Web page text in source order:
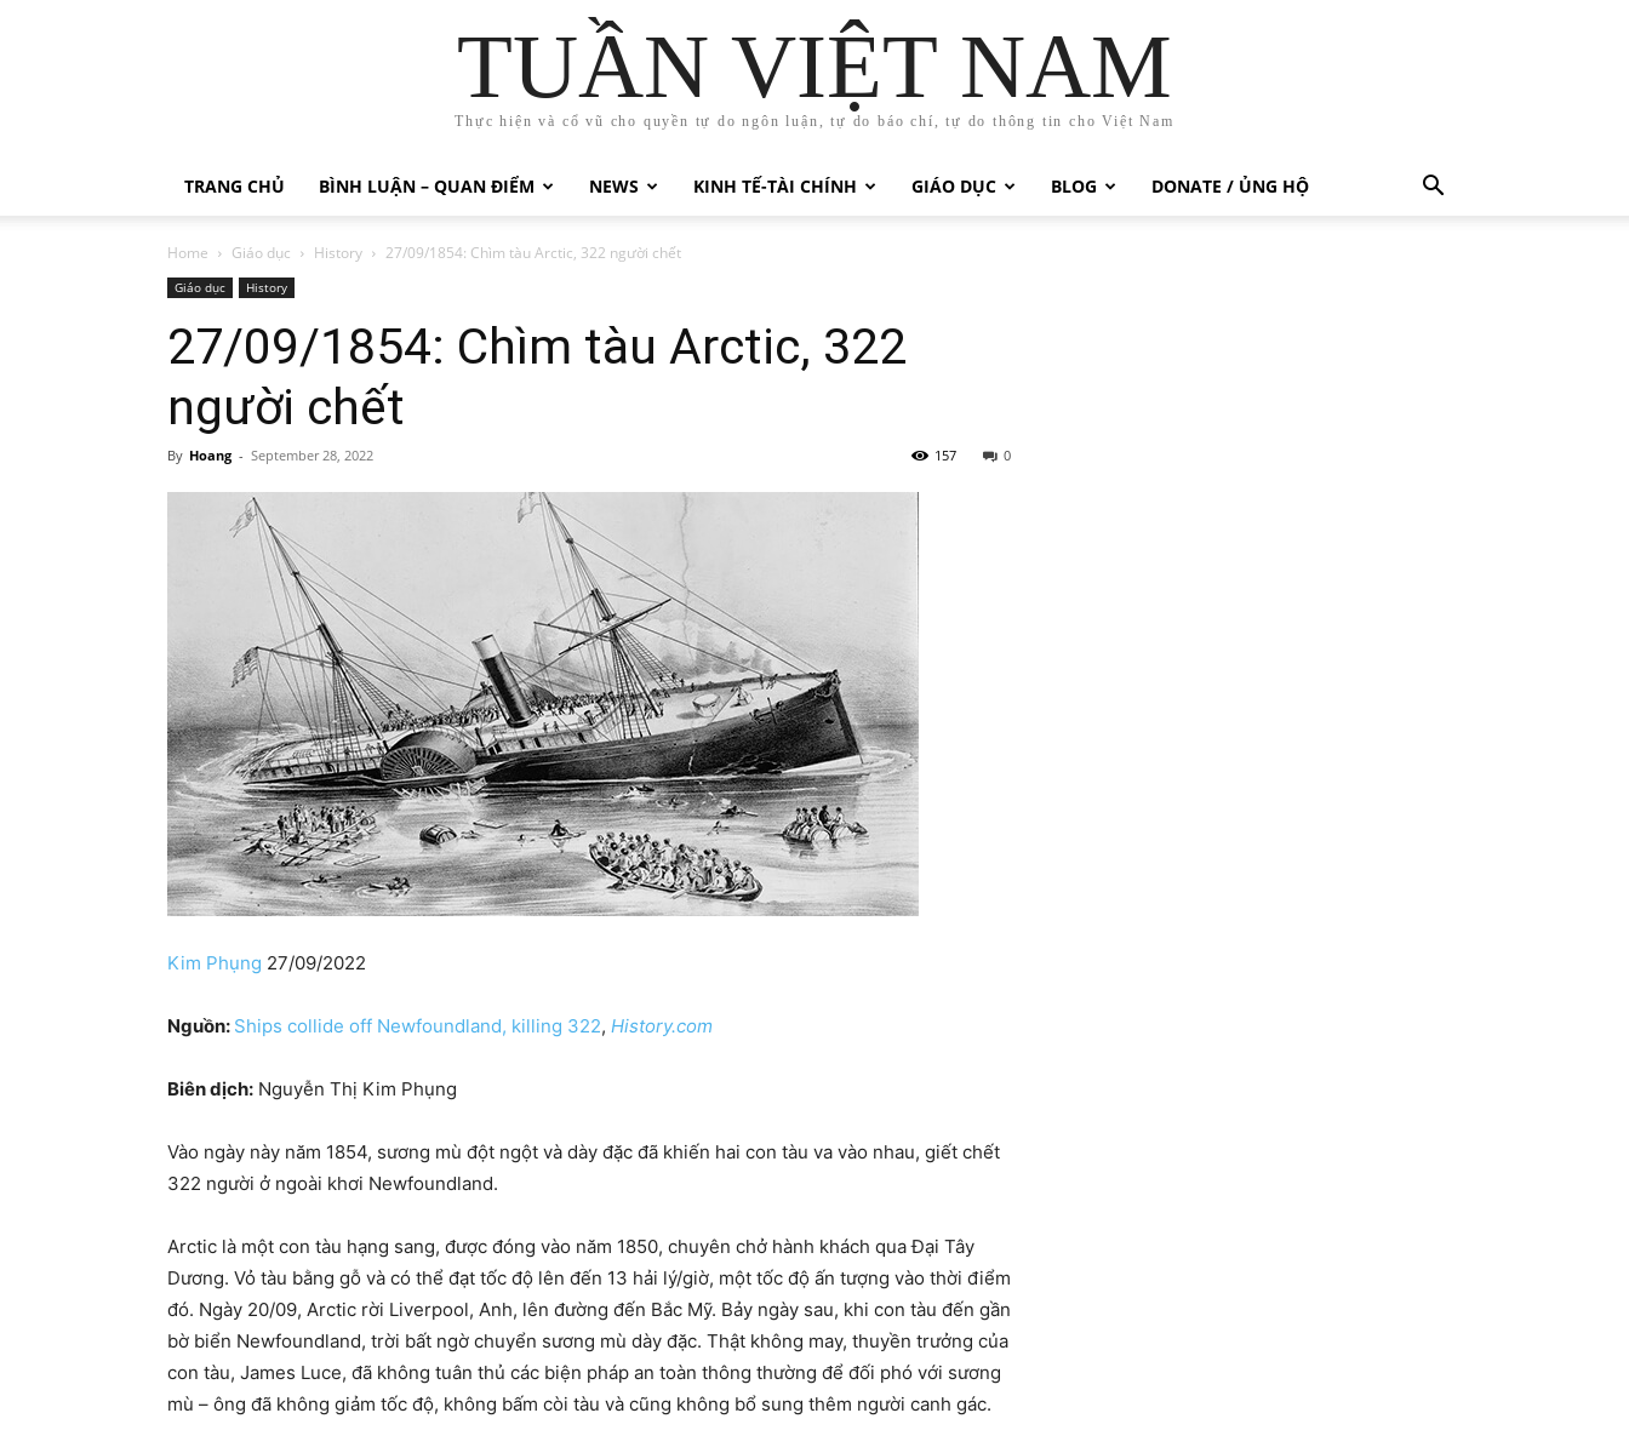
TUẦN VIỆT NAM
Thực hiện và cổ vũ cho quyền tự do ngôn luận, tự do báo chí, tự do thông tin cho Việt Nam
TRANG CHỦ BÌNH LUẬN – QUAN ĐIỂM NEWS KINH TẾ-TÀI CHÍNH GIÁO DỤC BLOG DONATE / ỦNG HỘ
Home Giáo dục History 27/09/1854: Chìm tàu Arctic, 322 người chết
Giáo dục History
27/09/1854: Chìm tàu Arctic, 322
người chết
By Hoang - September 28, 2022 0
157
Kim Phụng 27/09/2022
Nguồn: Ships collide off Newfoundland, killing 322, History.com
Biên dịch: Nguyễn Thị Kim Phụng
Vào ngày này năm 1854, sương mù đột ngột và dày đặc đã khiến hai con tàu va vào nhau, giết chết
322 người ở ngoài khơi Newfoundland.
Arctic là một con tàu hạng sang, được đóng vào năm 1850, chuyên chở hành khách qua Đại Tây
Dương. Vỏ tàu bằng gỗ và có thể đạt tốc độ lên đến 13 hải lý/giờ, một tốc độ ấn tượng vào thời điểm
đó. Ngày 20/09, Arctic rời Liverpool, Anh, lên đường đến Bắc Mỹ. Bảy ngày sau, khi con tàu đến gần
bờ biển Newfoundland, trời bất ngờ chuyển sương mù dày đặc. Thật không may, thuyền trưởng của
con tàu, James Luce, đã không tuân thủ các biện pháp an toàn thông thường để đối phó với sương
mù – ông đã không giảm tốc độ, không bấm còi tàu và cũng không bổ sung thêm người canh gác.